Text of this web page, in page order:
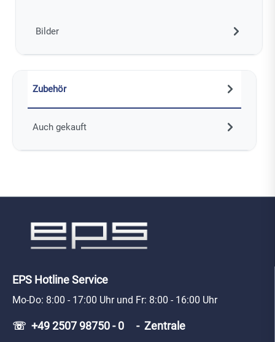
Bilder
Zubehör
Auch gekauft
EPS Hotline Service
Mo-Do: 8:00 - 17:00 Uhr und Fr: 8:00 - 16:00 Uhr
☏ +49 2507 98750 - 0 - Zentrale